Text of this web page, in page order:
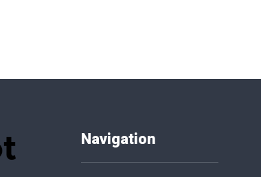
Navigation